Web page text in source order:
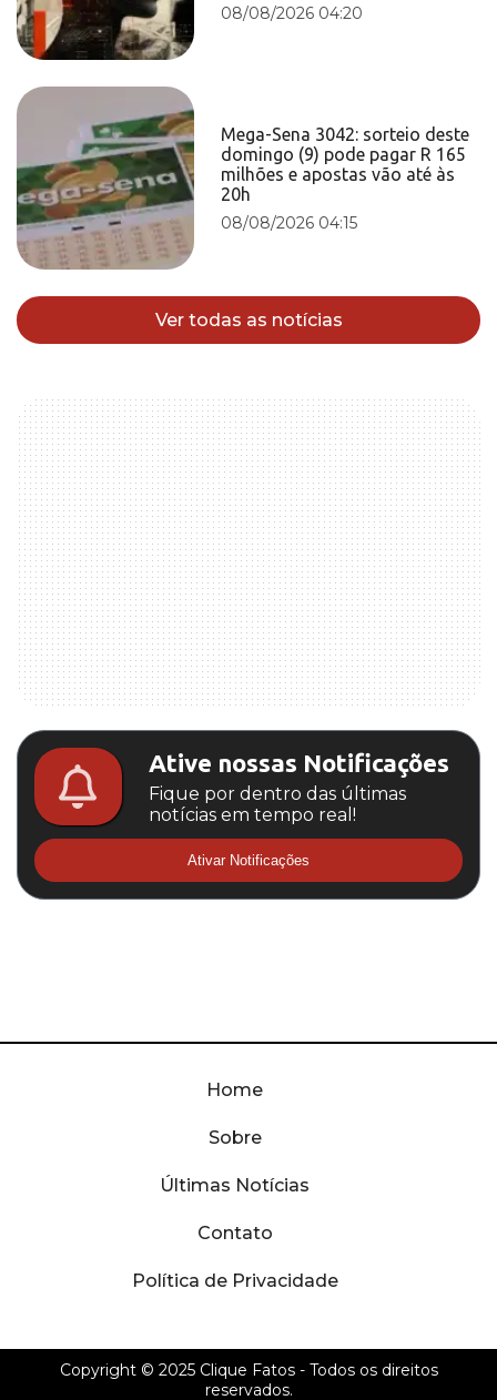
08/08/2026 04:20
Mega-Sena 3042: sorteio deste
domingo (9) pode pagar R 165
milhões e apostas vão até às
20h
08/08/2026 04:15
Ver todas as notícias
Ative nossas Notificações
Fique por dentro das últimas
notícias em tempo real!
Ativar Notificações
Home
Sobre
Últimas Notícias
Contato
Política de Privacidade
Copyright © 2025 Clique Fatos- Todos os direitos
reservados.